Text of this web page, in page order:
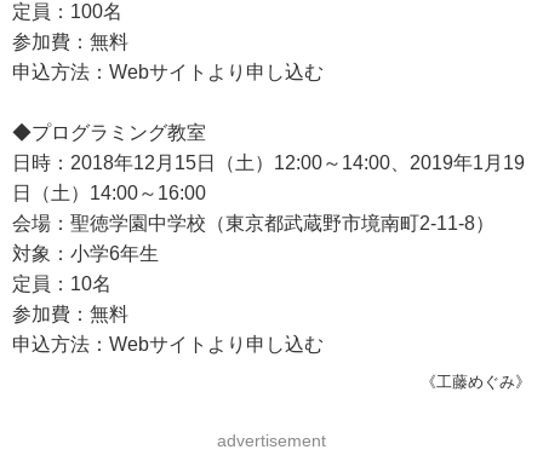
定員：100名
参加費：無料
申込方法：Webサイトより申し込む
◆プログラミング教室
日時：2018年12月15日（土）12:00～14:00、2019年1月19
日（土）14:00～16:00
会場：聖徳学園中学校（東京都武蔵野市境南町2-11-8）
対象：小学6年生
定員：10名
参加費：無料
申込方法：Webサイトより申し込む
《工藤めぐみ》
advertisement